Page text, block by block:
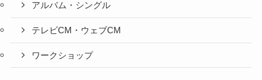
アルバム・シングル
テレビCM・ウェブCM
ワークショップ